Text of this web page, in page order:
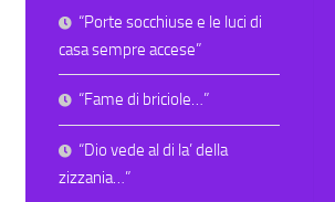
“Porte socchiuse e le luci di
casa sempre accese”
“Fame di briciole…”
“Dio vede al di la’ della
zizzania…”